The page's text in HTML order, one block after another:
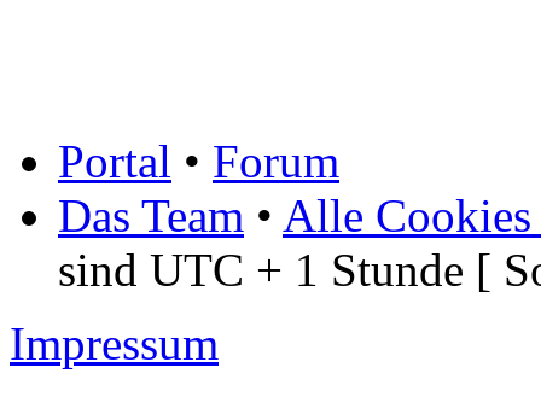
Portal • Forum
Das Team • Alle Cookies
sind UTC + 1 Stunde [
Impressum